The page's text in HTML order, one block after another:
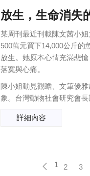
放生，生命消失
某周刊最近刊載陳文茜小
500萬元買下14,000公斤的
放生。她原本心情充滿悲
落寞與心痛。
陳小姐動見觀瞻、文筆優
象。台灣動物社會研究會
詳細內容
1 2 3